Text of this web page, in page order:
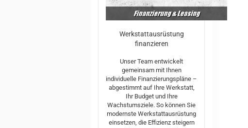
Werkstattausrüstung
finanzieren
Unser Team entwickelt
gemeinsam mit Ihnen
individuelle Finanzierungspläne –
abgestimmt auf Ihre Werkstatt,
Ihr Budget und Ihre
Wachstumsziele. So können Sie
modernste Werkstattausrüstung
einsetzen, die Effizienz steigern